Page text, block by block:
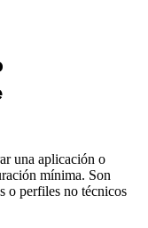
una aplicación o
mínima. Son
o perfiles no técnicos